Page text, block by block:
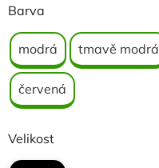
Barva
modrá tmavě modrá
červená
Velikost